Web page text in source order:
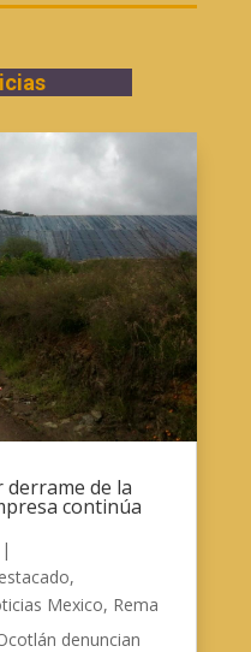
derrame de la
continúa
,
Mexico, Rema
denuncian